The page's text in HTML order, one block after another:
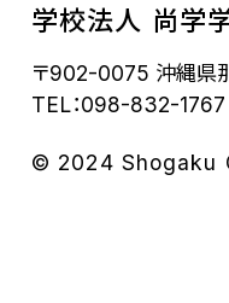
学校法人 尚学
〒902-0075 沖縄県
TEL：098-832-1767
© 2024 Shogaku